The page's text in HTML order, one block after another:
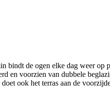
bindt de ogen elke dag weer op
en voorzien van dubbele
ook het terras aan de